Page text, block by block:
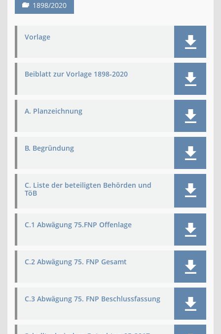
1898/2020
Vorlage
Beiblatt zur Vorlage 1898-2020
A. Planzeichnung
B. Begründung
C. Liste der beteiligten Behörden und
TöB
C.1 Abwägung 75.FNP Offenlage
C.2 Abwägung 75. FNP Gesamt
C.3 Abwägung 75. FNP Beschlussfassung